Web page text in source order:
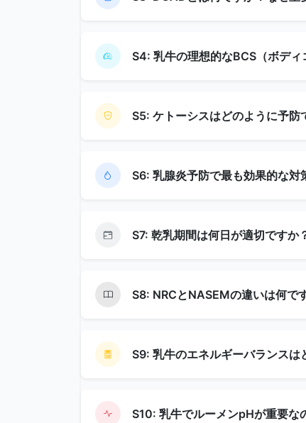
S4: 乳牛の理想的なBCS（ボデ
S5: ケトーシスはどのように予防
S6: 乳腺炎予防で最も効果的な対
S7: 乾乳期間は何日が適切ですか
S8: NRCとNASEMの違いは何で
S9: 乳牛のエネルギーバランスは
S10: 乳牛でルーメンpHが重要な